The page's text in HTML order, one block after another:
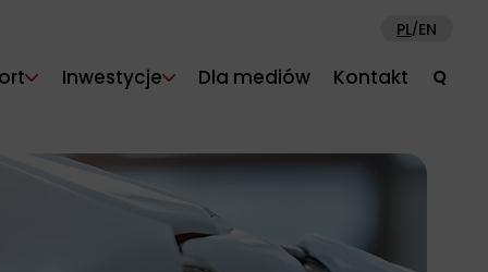
Inwestycje Dla mediów Kontakt Q
PL/EN